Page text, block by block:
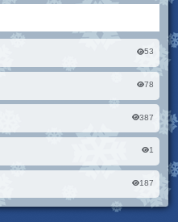
53
78
387
1
187